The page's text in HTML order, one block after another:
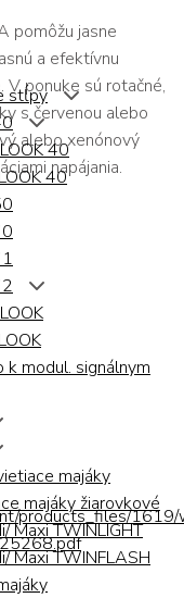
stĺpy
40
40
k modul. signálnym
majáky
majáky žiarovkové
Maxi TWINLIGHT
Maxi TWINFLASH
pomôžu jasne
a efektívnu
V ponuke sú rotačné,
s červenou alebo
alebo xenónový
napájania.
products_files/